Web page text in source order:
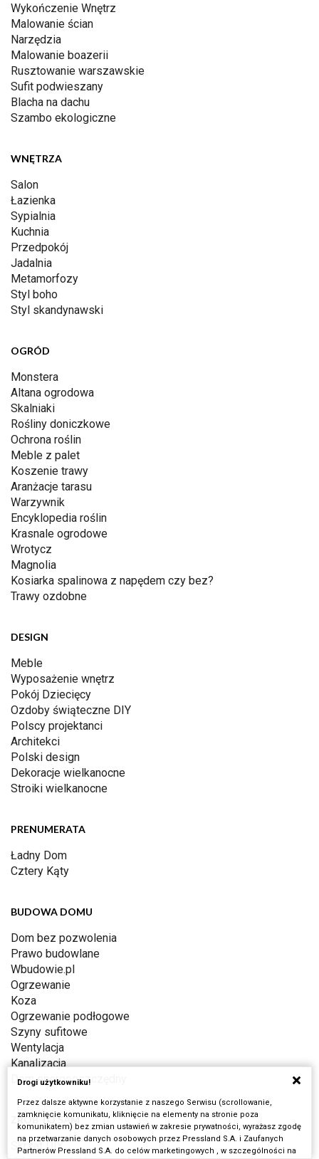
Wykończenie Wnętrz
Malowanie ścian
Narzędzia
Malowanie boazerii
Rusztowanie warszawskie
Sufit podwieszany
Blacha na dachu
Szambo ekologiczne
WNĘTRZA
Salon
Łazienka
Sypialnia
Kuchnia
Przedpokój
Jadalnia
Metamorfozy
Styl boho
Styl skandynawski
OGRÓD
Monstera
Altana ogrodowa
Skalniaki
Rośliny doniczkowe
Ochrona roślin
Meble z palet
Koszenie trawy
Aranżacje tarasu
Warzywnik
Encyklopedia roślin
Krasnale ogrodowe
Wrotycz
Magnolia
Kosiarka spalinowa z napędem czy bez?
Trawy ozdobne
DESIGN
Meble
Wyposażenie wnętrz
Pokój Dziecięcy
Ozdoby świąteczne DIY
Polscy projektanci
Architekci
Polski design
Dekoracje wielkanocne
Stroiki wielkanocne
PRENUMERATA
Ładny Dom
Cztery Kąty
BUDOWA DOMU
Dom bez pozwolenia
Prawo budowlane
Wbudowie.pl
Ogrzewanie
Koza
Ogrzewanie podłogowe
Szyny sufitowe
Wentylacja
Kanalizacja
Dom energooszczędny
ZRÓB TO SAM
Skrzat DIY
Drogi użytkowniku!
Przez dalsze aktywne korzystanie z naszego Serwisu (scrollowanie,
zamknięcie komunikatu, kliknięcie na elementy na stronie poza
komunikatem) bez zmian ustawień w zakresie prywatności, wyrażasz zgodę
na przetwarzanie danych osobowych przez Pressland S.A. i Zaufanych
Partnerów Pressland S.A. do celów marketingowych , w szczególności na